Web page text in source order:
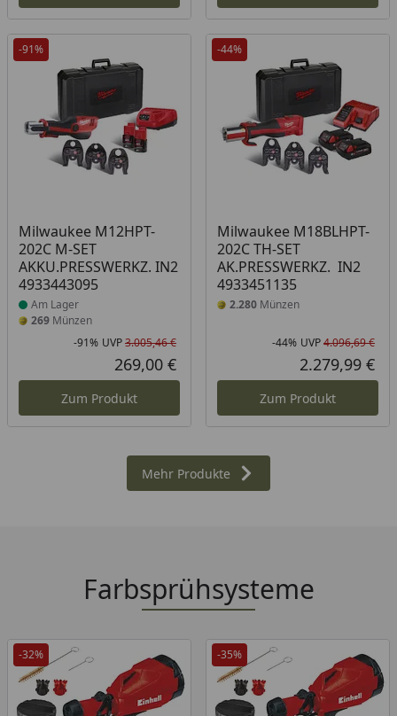
-91%
Milwaukee M12HPT-
202C M-SET
AKKU.PRESSWERKZ. IN2
4933443095
Produkt am Lager
Am Lager
269 Münzen
Rabatt in Prozent
-91%
Ursprünglicher Preis
UVP3.005,46 €
Aktueller Preis
269,00 €
Zum Produkt
-44%
Milwaukee M18BLHPT-
202C TH-SET
AK.PRESSWERKZ. IN2
4933451135
2.280 Münzen
-44% UVP4.096,69 €
2.279,99 €
Zum Produkt
Mehr Produkte
Farbsprühsysteme
-32% -35%